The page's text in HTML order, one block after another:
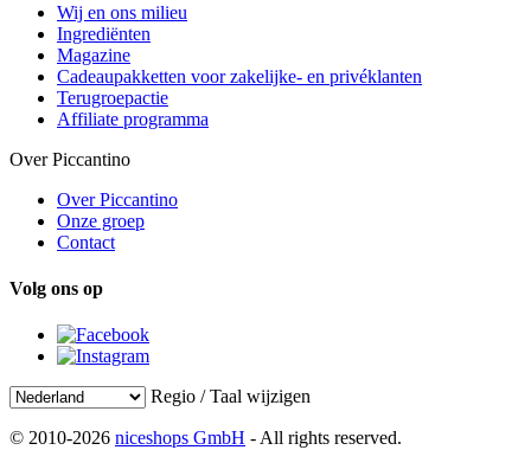
Wij en ons milieu
Ingrediënten
Magazine
Cadeaupakketten voor zakelijke- en privéklanten
Terugroepactie
Affiliate programma
Over Piccantino
Over Piccantino
Onze groep
Contact
Volg ons op
Regio / Taal wijzigen
© 2010-2026 niceshops GmbH - All rights reserved.